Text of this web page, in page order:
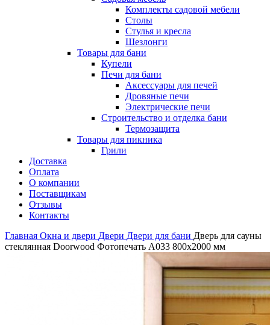
Комплекты садовой мебели
Столы
Стулья и кресла
Шезлонги
Товары для бани
Купели
Печи для бани
Аксессуары для печей
Дровяные печи
Электрические печи
Строительство и отделка бани
Термозащита
Товары для пикника
Грили
Доставка
Оплата
О компании
Поставщикам
Отзывы
Контакты
Главная Окна и двери Двери Двери для бани Дверь для сауны
стеклянная Doorwood Фотопечать A033 800х2000 мм